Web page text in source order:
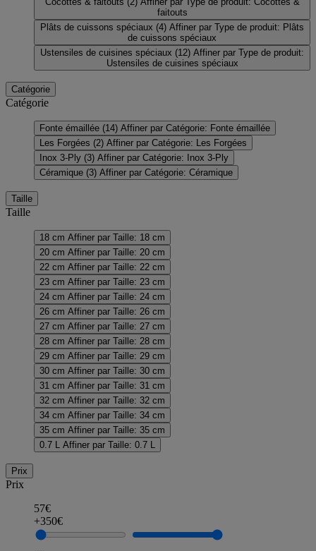
faitouts
Plâts de cuissons spéciaux (4) Affiner par Type de produit: Plâts
de cuissons spéciaux
Ustensiles de cuisines spéciaux (12) Affiner par Type de produit:
Ustensiles de cuisines spéciaux
Catégorie
Catégorie
Fonte émaillée (14) Affiner par Catégorie: Fonte émaillée
Les Forgées (2) Affiner par Catégorie: Les Forgées
Inox 3-Ply (3) Affiner par Catégorie: Inox 3-Ply
Céramique (3) Affiner par Catégorie: Céramique
Taille
Taille
18 cm Affiner par Taille: 18 cm
20 cm Affiner par Taille: 20 cm
22 cm Affiner par Taille: 22 cm
23 cm Affiner par Taille: 23 cm
24 cm Affiner par Taille: 24 cm
26 cm Affiner par Taille: 26 cm
27 cm Affiner par Taille: 27 cm
28 cm Affiner par Taille: 28 cm
29 cm Affiner par Taille: 29 cm
30 cm Affiner par Taille: 30 cm
31 cm Affiner par Taille: 31 cm
32 cm Affiner par Taille: 32 cm
34 cm Affiner par Taille: 34 cm
35 cm Affiner par Taille: 35 cm
0.7 L Affiner par Taille: 0.7 L
Prix
Prix
57€
+350€